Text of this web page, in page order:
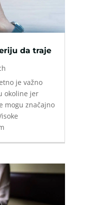
da traje
je važno
okoline jer
mogu značajno